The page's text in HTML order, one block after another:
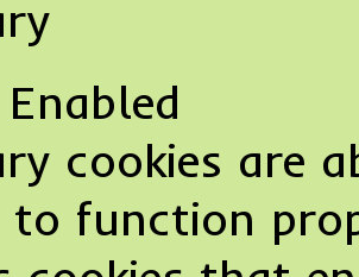
cookies are
to function